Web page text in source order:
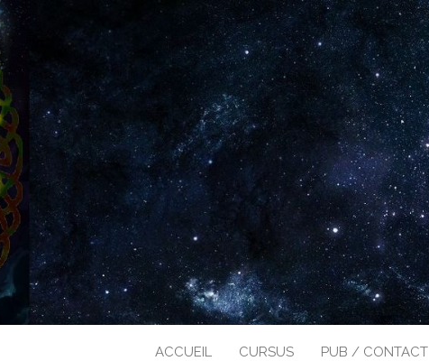
films
ACCUEIL CURSUS PUB / CONTACT